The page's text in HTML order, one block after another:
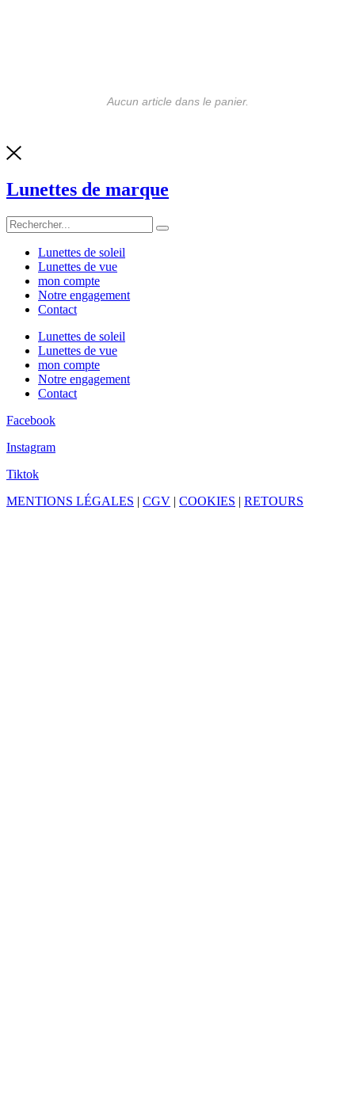
Aucun article dans le panier.
Lunettes de marque
Lunettes de soleil
Lunettes de vue
mon compte
Notre engagement
Contact
Lunettes de soleil
Lunettes de vue
mon compte
Notre engagement
Contact
Facebook
Instagram
Tiktok
MENTIONS LÉGALES | CGV | COOKIES | RETOURS